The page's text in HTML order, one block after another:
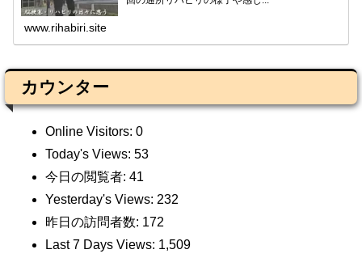
www.rihabiri.site
カウンター
Online Visitors: 0
Today's Views: 53
今日の閲覧者: 41
Yesterday's Views: 232
昨日の訪問者数: 172
Last 7 Days Views: 1,509